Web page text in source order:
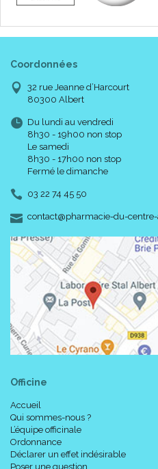
Coordonnées
32 rue Jeanne d’Harcourt
80300 Albert
Du lundi au vendredi
8h30 - 19h00 non stop
Le samedi
8h30 - 17h00 non stop
Fermé le dimanche
03 22 74 45 50
contact-
@-
pharmacie-du-
Officine
Accueil
Qui sommes-nous ?
L’équipe officinale
Ordonnance
Déclarer un effet indésirable
Poser une question